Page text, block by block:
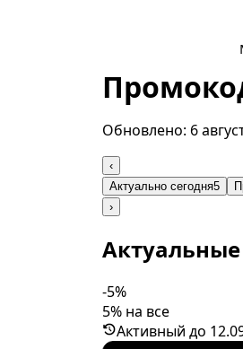
Обновлено: 6
‹
Актуально сегодня5
›
-5%
5% на все
Активный до